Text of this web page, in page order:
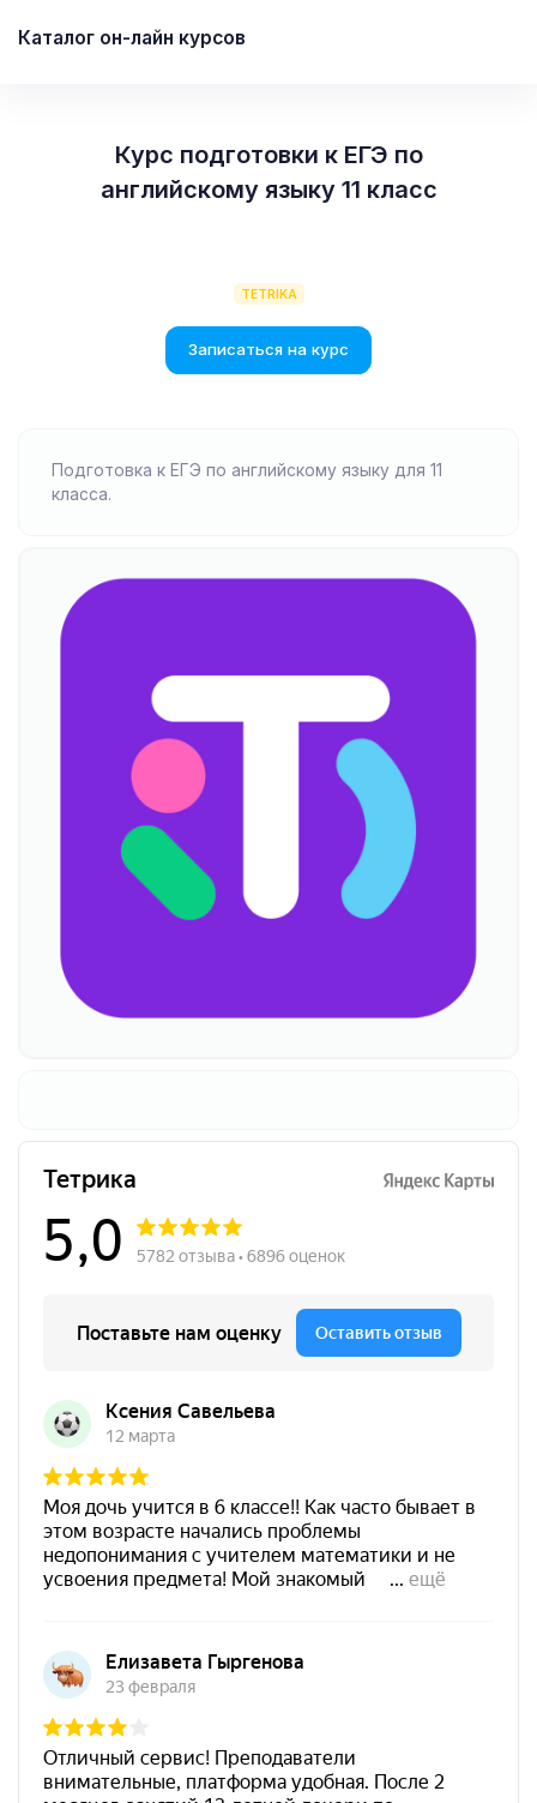
Каталог он-лайн курсов
Курс подготовки к ЕГЭ по
английскому языку 11 класс
TETRIKA
Записаться на курс
Подготовка к ЕГЭ по английскому языку для 11
класса.